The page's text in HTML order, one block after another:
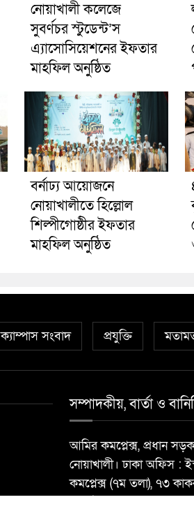
নোয়াখালী কলেজে
সুবর্ণচর স্টুডেন্ট’স
এ্যাসোসিয়েশনের ইফতার
মাহফিল অনুষ্ঠিত
বর্নাঢ্য আয়োজনে
নোয়াখালীতে হিল্লোল
শিল্পীগোষ্ঠীর ইফতার
মাহফিল অনুষ্ঠিত
ক্যাম্পাস সংবাদ প্রযুক্তি
সম্পাদকীয়, বার্তা ও
আমির কমপ্লেক্স, প্রধান
নোয়াখালী। ঢাকা অফিস :
কমপ্লেক্স (৭ম তলা), ৭৩